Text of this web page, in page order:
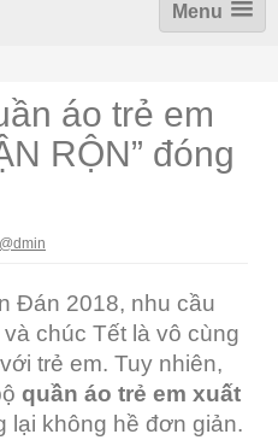
Menu
áo trẻ em
RỘN” đóng
@dmin
Đán 2018, nhu cầu
chúc Tết là vô cùng
trẻ em. Tuy nhiên,
quần áo trẻ em xuất
lại không hề đơn giản.